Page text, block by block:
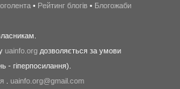
киев
wimax
в
• Рейтинг блогів • Блогожаби
uainfo.org дозволяється за умови
- гіперпосилання).
uainfo.org@gmail.com